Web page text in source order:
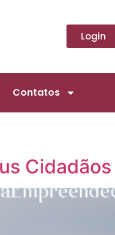
Login
Contatos
Cidadãos